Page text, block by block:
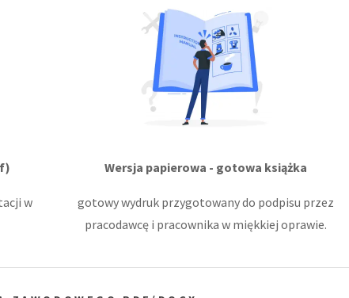
w
Wersja papierowa - gotowa książka
gotowy wydruk przygotowany do podpisu przez
pracodawcę i pracownika w miękkiej oprawie.